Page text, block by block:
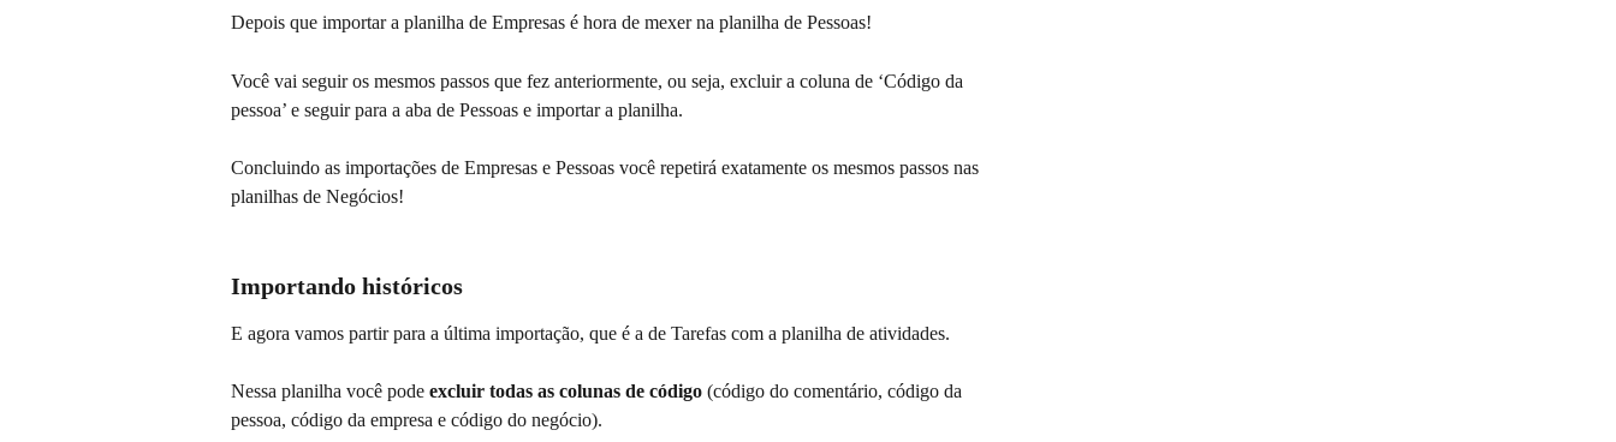
Depois que importar a planilha de Empresas é hora de mexer na planilha de Pessoas!
Você vai seguir os mesmos passos que fez anteriormente, ou seja, excluir a coluna de ‘Código da
pessoa’ e seguir para a aba de Pessoas e importar a planilha.
Concluindo as importações de Empresas e Pessoas você repetirá exatamente os mesmos passos nas
planilhas de Negócios!
Importando históricos
E agora vamos partir para a última importação, que é a de Tarefas com a planilha de atividades.
Nessa planilha você pode excluir todas as colunas de código (código do comentário, código da
pessoa, código da empresa e código do negócio).